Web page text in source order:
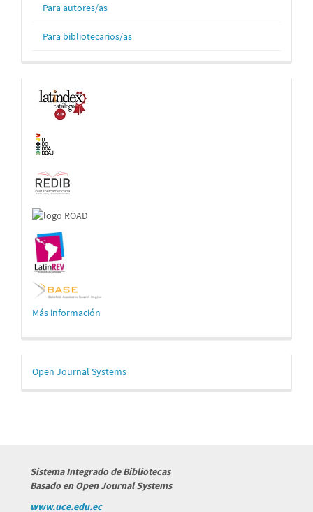
Para autores/as
Para bibliotecarios/as
Indexaciones
Más información
Desarrollado
por
Open Journal Systems
Sistema Integrado de Bibliotecas
Basado en Open Journal Systems
www.uce.edu.ec